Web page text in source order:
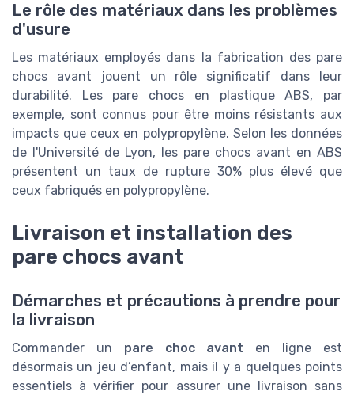
Le rôle des matériaux dans les problèmes
d'usure
Les matériaux employés dans la fabrication des pare
chocs avant jouent un rôle significatif dans leur
durabilité. Les pare chocs en plastique ABS, par
exemple, sont connus pour être moins résistants aux
impacts que ceux en polypropylène. Selon les données
de l'Université de Lyon, les pare chocs avant en ABS
présentent un taux de rupture 30% plus élevé que
ceux fabriqués en polypropylène.
Livraison et installation des
pare chocs avant
Démarches et précautions à prendre pour
la livraison
Commander un pare choc avant en ligne est
désormais un jeu d’enfant, mais il y a quelques points
essentiels à vérifier pour assurer une livraison sans